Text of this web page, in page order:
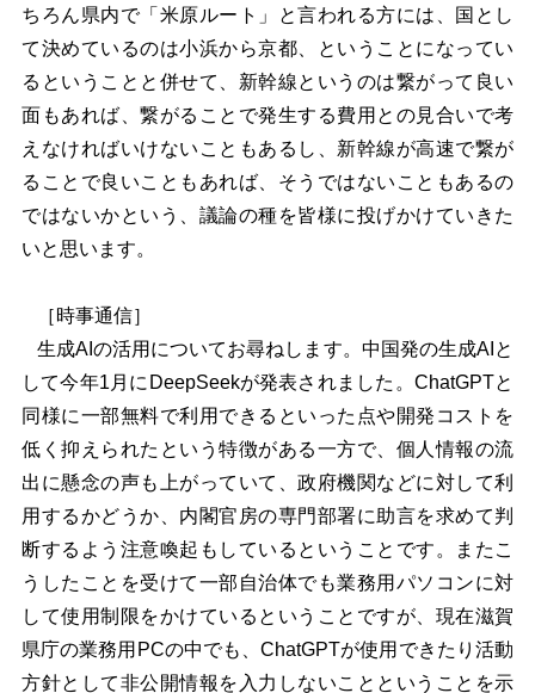
ちろん県内で「米原ルート」と言われる方には、国とし
て決めているのは小浜から京都、ということになってい
るということと併せて、新幹線というのは繋がって良い
面もあれば、繋がることで発生する費用との見合いで考
えなければいけないこともあるし、新幹線が高速で繋が
ることで良いこともあれば、そうではないこともあるの
ではないかという、議論の種を皆様に投げかけていきた
いと思います。
［時事通信］
生成AIの活用についてお尋ねします。中国発の生成AIと
して今年1月にDeepSeekが発表されました。ChatGPTと
同様に一部無料で利用できるといった点や開発コストを
低く抑えられたという特徴がある一方で、個人情報の流
出に懸念の声も上がっていて、政府機関などに対して利
用するかどうか、内閣官房の専門部署に助言を求めて判
断するよう注意喚起もしているということです。またこ
うしたことを受けて一部自治体でも業務用パソコンに対
して使用制限をかけているということですが、現在滋賀
県庁の業務用PCの中でも、ChatGPTが使用できたり活動
方針として非公開情報を入力しないことということを示